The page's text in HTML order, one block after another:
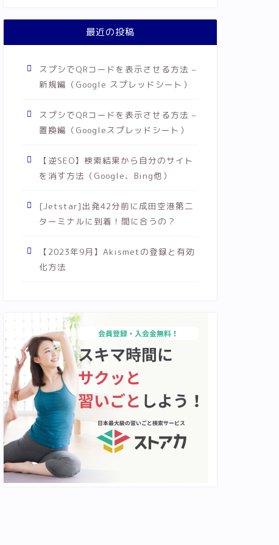
最近の投稿
スプシでQRコードを表示させる方法 –
新規編（Google スプレッドシート）
スプシでQRコードを表示させる方法 –
置換編（Googleスプレッドシート）
【逆SEO】検索結果から自分のサイト
を消す方法（Google、Bing他）
[Jetstar]出発42分前に成田空港第二
ターミナルに到着！間に合うの？
【2023年9月】Akismetの登録と有効
化方法